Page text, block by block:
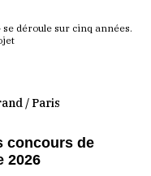
déroule sur cinq années.
/ Paris
concours de
2026